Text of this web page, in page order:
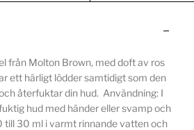
från Molton Brown, med doft av ros
ett härligt lödder samtidigt som den
återfuktar din hud. Användning: I
hud med händer eller svamp och
till 30 ml i varmt rinnande vatten och